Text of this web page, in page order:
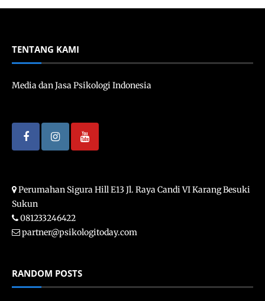
TENTANG KAMI
Media dan Jasa Psikologi Indonesia
Perumahan Sigura Hill E13 Jl. Raya Candi VI Karang Besuki
Sukun
081233246422
partner@psikologitoday.com
RANDOM POSTS